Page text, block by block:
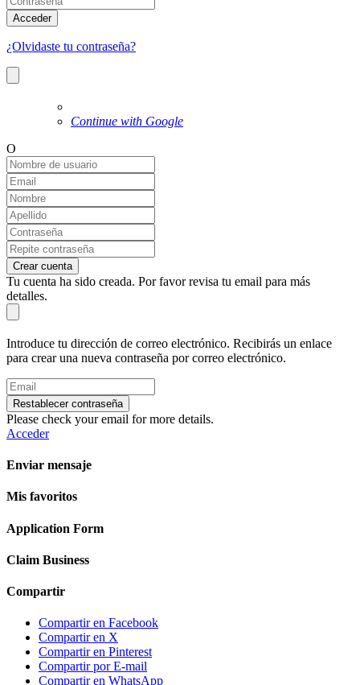
Acceder
¿Olvidaste tu contraseña?
Continue with Google
O
Crear cuenta
Tu cuenta ha sido creada. Por favor revisa tu email para más
detalles.
Introduce tu dirección de correo electrónico. Recibirás un enlace
para crear una nueva contraseña por correo electrónico.
Restablecer contraseña
Please check your email for more details.
Acceder
Enviar mensaje
Mis favoritos
Application Form
Claim Business
Compartir
Compartir en Facebook
Compartir en X
Compartir en Pinterest
Compartir por E-mail
Compartir en WhatsApp